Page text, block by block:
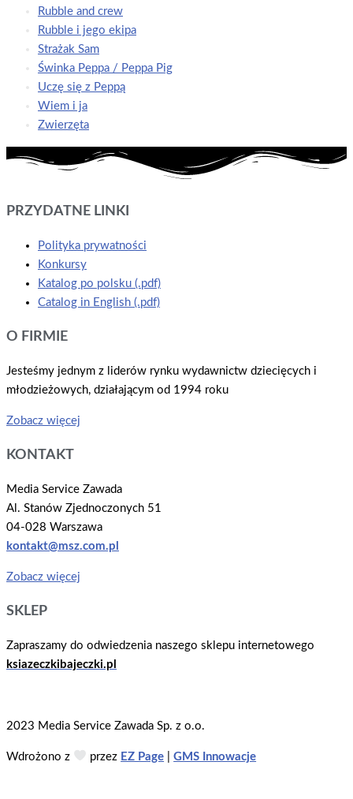
Rubble and crew
Rubble i jego ekipa
Strażak Sam
Świnka Peppa / Peppa Pig
Uczę się z Peppą
Wiem i ja
Zwierzęta
PRZYDATNE LINKI
Polityka prywatności
Konkursy
Katalog po polsku (.pdf)
Catalog in English (.pdf)
O FIRMIE
Jesteśmy jednym z liderów rynku wydawnictw dziecięcych i
młodzieżowych, działającym od 1994 roku
Zobacz więcej
KONTAKT
Media Service Zawada
Al. Stanów Zjednoczonych 51
04-028 Warszawa
kontakt@msz.com.pl
Zobacz więcej
SKLEP
Zapraszamy do odwiedzenia naszego sklepu internetowego
ksiazeczkibajeczki.pl
2023 Media Service Zawada Sp. z o.o.
Wdrożono z przez EZ Page |GMS Innowacje